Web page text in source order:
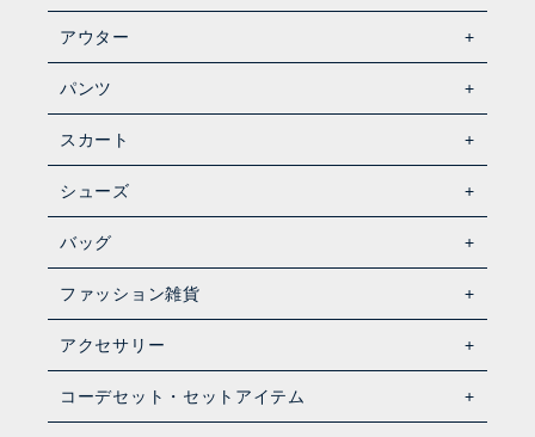
アウター
パンツ
スカート
シューズ
バッグ
ファッション雑貨
アクセサリー
コーデセット・セットアイテム